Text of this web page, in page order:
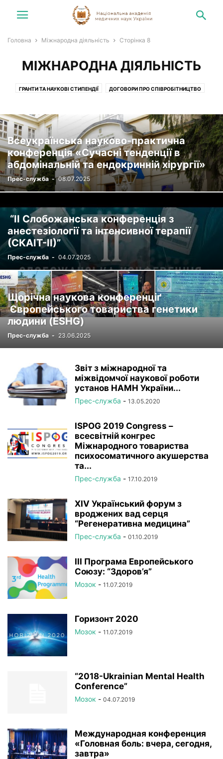
Головна Міжнародна діяльність Сторінка 8
МІЖНАРОДНА ДІЯЛЬНІСТЬ
ГРАНТИ ТА НАУКОВІ СТИПЕНДІЇ ДОГОВОРИ ПРО СПІВРОБІТНИЦТВО
Всеукраїнська науково-практична
конференція «Сучасні тенденції в
абдомінальній та ендокринній хірургії»
Прес-служба - 08.07.2025
“ІІ Слобожанська конференція з
анестезіології та інтенсивної терапії
(СКАІТ-ІІ)”
Прес-служба - 04.07.2025
Щорічна наукова конференціґ
Європейського товариства генетики
людини (ESHG)
Прес-служба - 23.06.2025
Звіт з міжнародної та
міжвідомчої наукової роботи
установ НАМН України...
Прес-служба - 13.05.2020
ISPOG 2019 Congress –
всесвітній конгрес
Міжнародного товариства
психосоматичного акушерства
та...
Прес-служба - 17.10.2019
XIV Український форум з
вроджених вад серця
“Регенеративна медицина”
Прес-служба - 01.10.2019
III Програма Европейського
Союзу: “Здоров’я”
Мозок - 11.07.2019
Горизонт 2020
Мозок - 11.07.2019
“2018-Ukrainian Mental Health
Conference”
Мозок - 04.07.2019
Международная конференция
«Головная боль: вчера, сегодня,
завтра»